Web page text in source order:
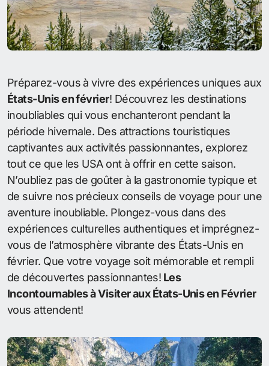
Préparez-vous à vivre des expériences uniques aux
États-Unis en février! Découvrez les destinations
inoubliables qui vous enchanteront pendant la
période hivernale. Des attractions touristiques
captivantes aux activités passionnantes, explorez
tout ce que les USA ont à offrir en cette saison.
N’oubliez pas de goûter à la gastronomie typique et
de suivre nos précieux conseils de voyage pour une
aventure inoubliable. Plongez-vous dans des
expériences culturelles authentiques et imprégnez-
vous de l’atmosphère vibrante des États-Unis en
février. Que votre voyage soit mémorable et rempli
de découvertes passionnantes! Les
Incontournables à Visiter aux États-Unis en Février
vous attendent!